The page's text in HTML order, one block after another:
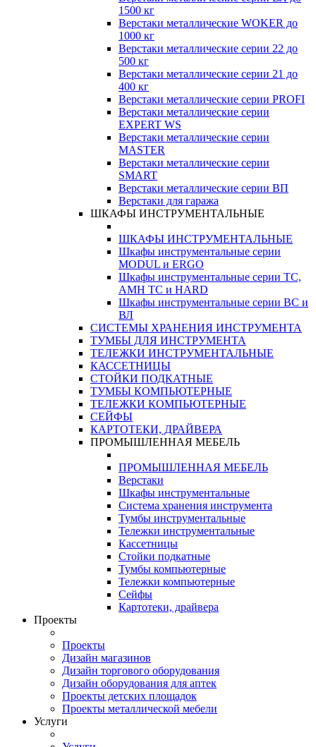
1500 кг
Верстаки металлические WOKER до
1000 кг
Верстаки металлические серии 22 до
500 кг
Верстаки металлические серии 21 до
400 кг
Верстаки металлические серии PROFI
Верстаки металлические серии
EXPERT WS
Верстаки металлические серии
MASTER
Верстаки металлические серии
SMART
Верстаки металлические серии ВП
Верстаки для гаража
ШКАФЫ ИНСТРУМЕНТАЛЬНЫЕ
ШКАФЫ ИНСТРУМЕНТАЛЬНЫЕ
Шкафы инструментальные серии
MODUL и ERGO
Шкафы инструментальные серии ТС,
АМН ТС и HARD
Шкафы инструментальные серии ВС и
ВЛ
СИСТЕМЫ ХРАНЕНИЯ ИНСТРУМЕНТА
ТУМБЫ ДЛЯ ИНСТРУМЕНТА
ТЕЛЕЖКИ ИНСТРУМЕНТАЛЬНЫЕ
КАССЕТНИЦЫ
СТОЙКИ ПОДКАТНЫЕ
ТУМБЫ КОМПЬЮТЕРНЫЕ
ТЕЛЕЖКИ КОМПЬЮТЕРНЫЕ
СЕЙФЫ
КАРТОТЕКИ, ДРАЙВЕРА
ПРОМЫШЛЕННАЯ МЕБЕЛЬ
ПРОМЫШЛЕННАЯ МЕБЕЛЬ
Верстаки
Шкафы инструментальные
Система хранения инструмента
Тумбы инструментальные
Тележки инструментальные
Кассетницы
Стойки подкатные
Тумбы компьютерные
Тележки компьютерные
Сейфы
Картотеки, драйвера
Проекты
Проекты
Дизайн магазинов
Дизайн торгового оборудования
Дизайн оборудования для аптек
Проекты детских площадок
Проекты металлической мебели
Услуги